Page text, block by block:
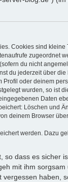
Cookies sind
du nicht
du jederzeit über die
oder deinem
wurden, so ist
Daten
Löschen und
deinem Browser
werden. Dazu
dass es
mit ihm